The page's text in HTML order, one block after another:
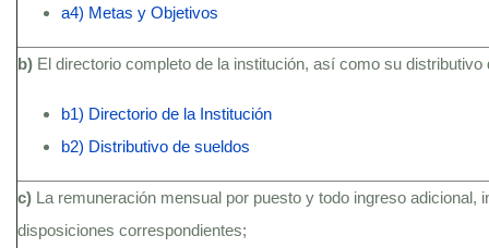
a4) Metas y Objetivos
b) El directorio completo de la institución, así como su distributivo
b1) Directorio de la Institución
b2) Distributivo de sueldos
c) La remuneración mensual por puesto y todo ingreso
disposiciones correspondientes;